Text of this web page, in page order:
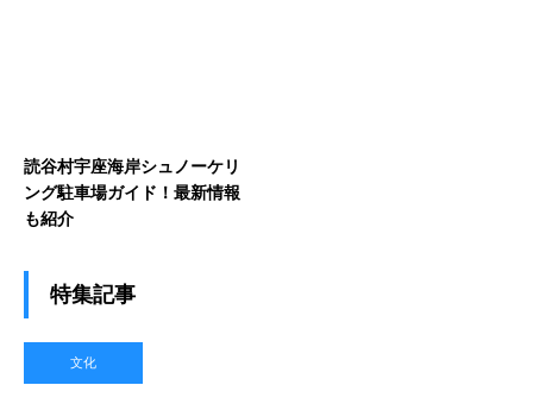
読谷村宇座海岸シュノーケリ
ング駐車場ガイド！最新情報
も紹介
特集記事
文化